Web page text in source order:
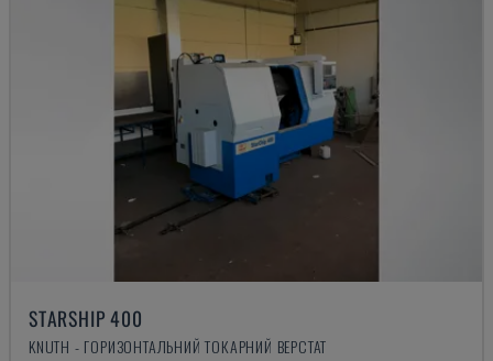
STARSHIP 400
KNUTH - ГОРИЗОНТАЛЬНИЙ ТОКАРНИЙ ВЕРСТАТ